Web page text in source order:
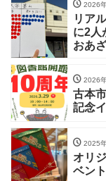
2026
リア
に2人
おあざ
2026
古本
記念
2025
オリ
ベン